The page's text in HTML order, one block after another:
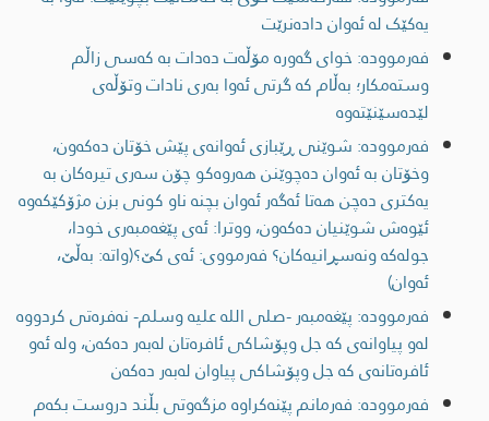
یەکێک لە ئەوان دادەنرێت
فەرموودە: خوای گەورە مۆڵەت دەدات بە کەسی زاڵم
وستەمکار؛ بەڵام کە گرتی ئەوا بەری نادات وتۆڵەی
لێدەسێنێتەوە
فەرموودە: شوێنی ڕێبازی ئەوانەی پێش خۆتان دەکەون،
وخۆتان بە ئەوان دەچوێنن هەروەکو چۆن سەری تیرەکان بە
یەکتری دەچن هەتا ئەگەر ئەوان بچنە ناو کونی بزن مژۆکێکەوە
ئێوەش شوێنیان دەکەون، ووترا: ئەی پێغەمبەری خودا،
جولەکە ونەسڕانیەکان؟ فەرمووی: ئەی کێ؟(واتە: بەڵێ،
ئەوان)
فەرموودە: پێغەمبەر -صلى اللە علیە وسلم- نەفرەتی کردووە
لەو پیاوانەى کە جل وپۆشاکی ئافرەتان لەبەر دەکەن، ولە ئەو
ئافرەتانەى کە جل وپۆشاکی پیاوان لەبەر دەکەن
فەرموودە: فەرمانم پێنەکراوە مزگەوتی بڵند دروست بکەم